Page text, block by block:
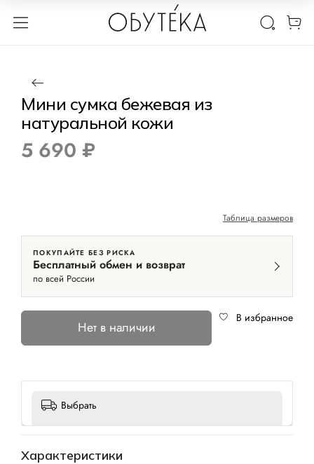
1 / 2
Мини сумка бежевая из
натуральной кожи
5 690 ₽
Таблица размеров
ПОКУПАЙТЕ БЕЗ РИСКА
Бесплатный обмен и возврат
по всей России
Нет в наличии
В избранное
Выбрать
Характеристики